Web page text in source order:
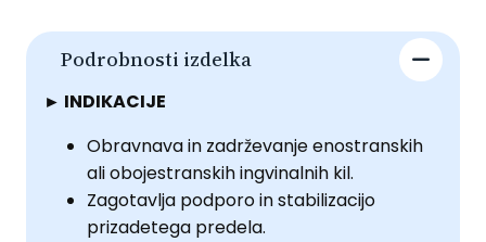
Podrobnosti izdelka
► INDIKACIJE
Obravnava in zadrževanje enostranskih
ali obojestranskih ingvinalnih kil.
Zagotavlja podporo in stabilizacijo
prizadetega predela.